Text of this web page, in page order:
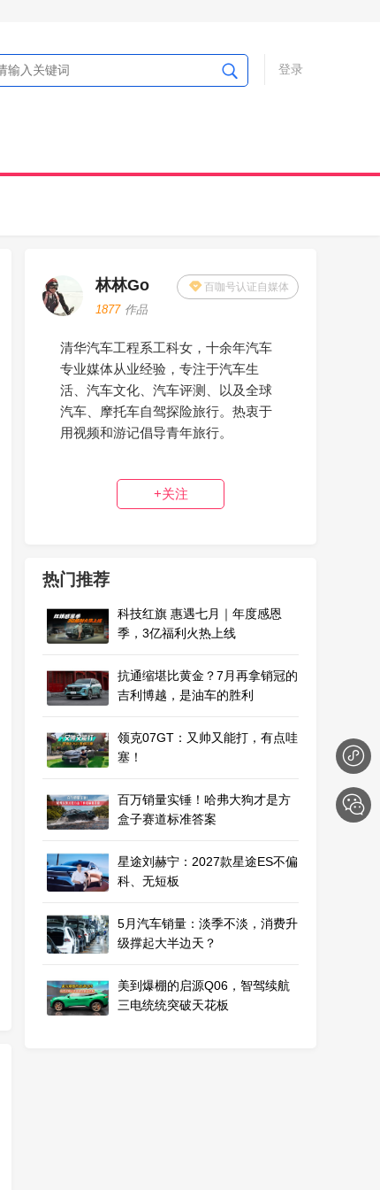
登录
林林Go 百咖号认证自媒体
1877 作品
清华汽车工程系工科女，十余年汽车
专业媒体从业经验，专注于汽车生
活、汽车文化、汽车评测、以及全球
汽车、摩托车自驾探险旅行。热衷于
用视频和游记倡导青年旅行。
+关注
热门推荐
科技红旗 惠遇七月｜年度感恩
季，3亿福利火热上线
抗通缩堪比黄金？7月再拿销冠的
吉利博越，是油车的胜利
领克07GT：又帅又能打，有点哇
塞！
百万销量实锤！哈弗大狗才是方
盒子赛道标准答案
星途刘赫宁：2027款星途ES不偏
科、无短板
5月汽车销量：淡季不淡，消费升
级撑起大半边天？
美到爆棚的启源Q06，智驾续航
三电统统突破天花板